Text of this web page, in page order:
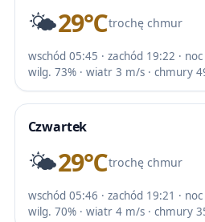
🌤️29℃trochę chmur
wschód 05:45 · zachód 19:22 ·
wilg. 73% · wiatr 3 m/s · chmury
Czwartek
🌤️29℃trochę chmur
wschód 05:46 · zachód 19:21 ·
wilg. 70% · wiatr 4 m/s · chmury